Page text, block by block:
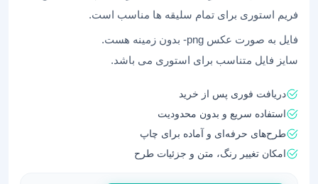
فریم استوری برای تمام سلیقه ها مناسب است.
فایل به صورت عکس png- بدون زمینه هست.
سایز فایل متناسب برای استوری می باشد.
دریافت فوری پس از خرید
استفاده سریع و بدون محدودیت
طرح‌های حرفه‌ای و آماده برای چاپ
امکان تغییر رنگ، متن و جزئیات طرح